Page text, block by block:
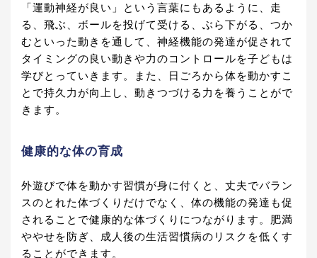
「運動神経が良い」という言葉にもあるように、走
る、飛ぶ、ボールを投げて受ける、ぶら下がる、つか
むといった動きを通して、神経機能の発達が促されて
タイミングの良い動きや力のコントロールを子どもは
学びとっていきます。また、日ごろから体を動かすこ
とで持久力が向上し、動きつづける力を養うことがで
きます。
健康的な体の育成
外遊びで体を動かす習慣が身に付くと、丈夫でバラン
スのとれた体づくりだけでなく、体の機能の発達も促
されることで健康的な体づくりにつながります。肥満
ややせを防ぎ、成人後の生活習慣病のリスクを低くす
ることができます。